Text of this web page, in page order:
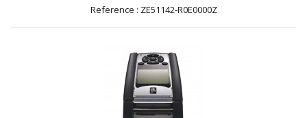
Reference : ZE51142-R0E0000Z